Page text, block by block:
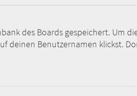
des Boards gespeichert. Um
deinen Benutzernamen klickst.